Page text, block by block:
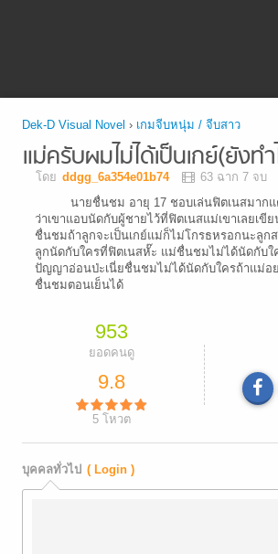
Dek-D Visual Novel › เกมจีบหนุ่ม / จีบสาว
แม่ครับผมไม่ได้เป็นเกย์(ยังทำ
โดย ddgg_6a354e01b74 63 ฉาก 7 จบ
นายชื่นชม อายุ 17 ชอบเล่นฟิตเนสมากแ
ว่าเขาแอบนัดกับผู้ชายไว้ที่ฟิตเนสแม่เขาเลยเขี
ชื่นชมถ้าลูกจะเป็นเกย์แม่ก็ไม่โกรธหรอกนะลูก
ลูกนัดกับใครที่ฟิตเนสหั๊ะ แม่ชื่นชมไม่ได้นัดกับใ
ปัญญาอ่อนป่ะเนี่ยชื่นชมไม่ได้นัดกับใครถ้าแม่อ
ชื่นชมตอนเย็นได้
953
ยอดคนดู
9.8
5โหวต
บุคคลทั่วไป ( Login )